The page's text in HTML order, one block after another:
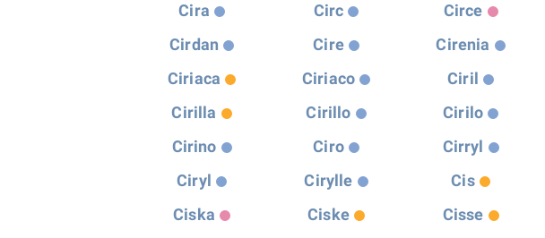
Cira
Circ Circe
Cirdan
Cire Cirenia
Ciriaca
Ciriaco Ciril
Cirilla
Cirillo Cirilo
Cirino
Ciro Cirryl
Ciryl
Cirylle Cis
Ciska
Ciske Cisse